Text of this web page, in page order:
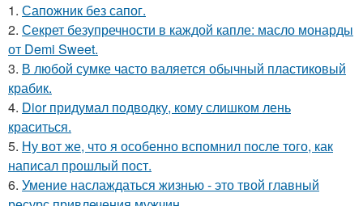
1. Сапожник без сапог.
2. Секрет безупречности в каждой капле: масло монарды
от Demi Sweet.
3. В любой сумке часто валяется обычный пластиковый
крабик.
4. Dior придумал подводку, кому слишком лень
краситься.
5. Ну вот же, что я особенно вспомнил после того, как
написал прошлый пост.
6. Умение наслаждаться жизнью - это твой главный